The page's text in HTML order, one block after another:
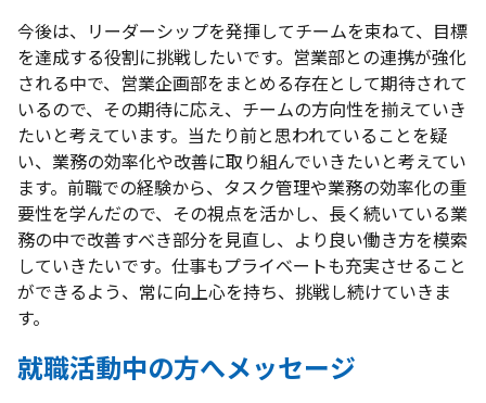
今後は、リーダーシップを発揮してチームを束ねて、目標
を達成する役割に挑戦したいです。営業部との連携が強化
される中で、営業企画部をまとめる存在として期待されて
いるので、その期待に応え、チームの方向性を揃えていき
たいと考えています。当たり前と思われていることを疑
い、業務の効率化や改善に取り組んでいきたいと考えてい
ます。前職での経験から、タスク管理や業務の効率化の重
要性を学んだので、その視点を活かし、長く続いている業
務の中で改善すべき部分を見直し、より良い働き方を模索
していきたいです。仕事もプライベートも充実させること
ができるよう、常に向上心を持ち、挑戦し続けていきま
す。
就職活動中の方へメッセージ